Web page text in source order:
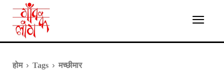
होम Tags मच्छीमार